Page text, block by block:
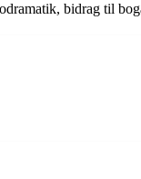
bidrag til